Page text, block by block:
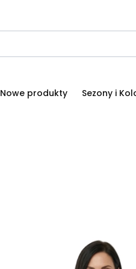
Nowe produkty Sezony i